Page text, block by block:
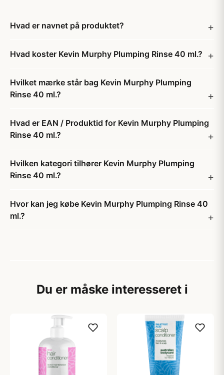
Hvad er navnet på produktet?
Hvad koster Kevin Murphy Plumping Rinse 40 ml.?
Hvilket mærke står bag Kevin Murphy Plumping
Rinse 40 ml.?
Hvad er EAN / Produktid for Kevin Murphy Plumping
Rinse 40 ml.?
Hvilken kategori tilhører Kevin Murphy Plumping
Rinse 40 ml.?
Hvor kan jeg købe Kevin Murphy Plumping Rinse 40
ml.?
Du er måske interesseret i